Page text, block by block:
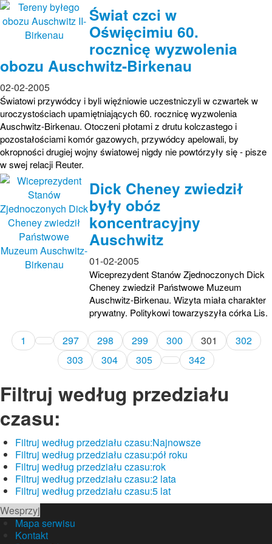
Świat czci w
Oświęcimiu 60.
rocznicę wyzwolenia
obozu Auschwitz-Birkenau
02-02-2005
Światowi przywódcy i byli więźniowie uczestniczyli w czwartek w
uroczystościach upamiętniających 60. rocznicę wyzwolenia
Auschwitz-Birkenau. Otoczeni płotami z drutu kolczastego i
pozostałościami komór gazowych, przywódcy apelowali, by
okropności drugiej wojny światowej nigdy nie powtórzyły się - pisze
w swej relacji Reuter.
Dick Cheney zwiedził
były obóz
koncentracyjny
Auschwitz
01-02-2005
Wiceprezydent Stanów Zjednoczonych Dick
Cheney zwiedził Państwowe Muzeum
Auschwitz-Birkenau. Wizyta miała charakter
prywatny. Politykowi towarzyszyła córka Lis.
1 297 298 299 300 301
302
303
304 305 342
Filtruj według przedziału
czasu:
Filtruj według przedziału czasu:Najnowsze
Filtruj według przedziału czasu:pół roku
Filtruj według przedziału czasu:rok
Filtruj według przedziału czasu:2 lata
Filtruj według przedziału czasu:5 lat
Wesprzyj
Mapa serwisu
Kontakt